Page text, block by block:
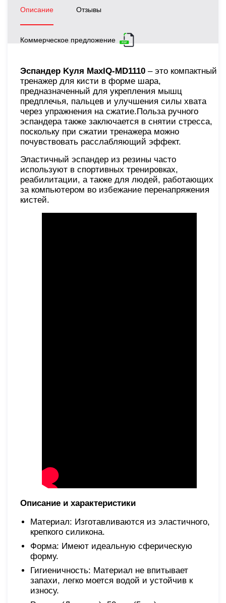
Описание Отзывы
Коммерческое предложение
Эспандер Kуля MaxIQ-MD1110 – это компактный
тренажер для кисти в форме шара,
предназначенный для укрепления мышц
предплечья, пальцев и улучшения силы хвата
через упражнения на сжатие.Польза ручного
эспандера также заключается в снятии стресса,
поскольку при сжатии тренажера можно
почувствовать расслабляющий эффект.
Эластичный эспандер из резины часто
используют в спортивных тренировках,
реабилитации, а также для людей, работающих
за компьютером во избежание перенапряжения
кистей.
Описание и характеристики
Материал: Изготавливаются из эластичного,
крепкого силикона.
Форма: Имеют идеальную сферическую
форму.
Гигиеничность: Материал не впитывает
запахи, легко моется водой и устойчив к
износу.